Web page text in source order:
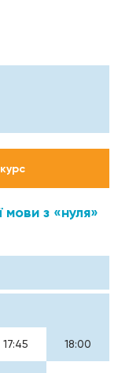
мови з «нуля»
17:45 18:00